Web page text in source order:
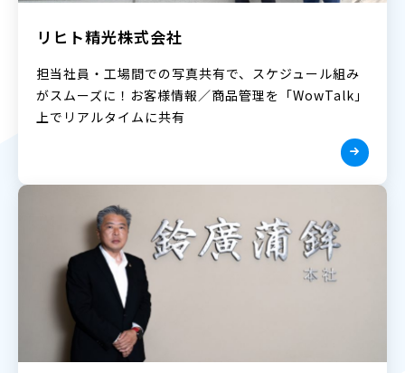
リヒト精光株式会社
担当社員・工場間での写真共有で、スケジュール組み
がスムーズに！お客様情報／商品管理を「WowTalk」
上でリアルタイムに共有